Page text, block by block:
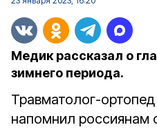
Медик рассказал о
зимнего периода.
Травматолог-ортопед
напомнил россиянам